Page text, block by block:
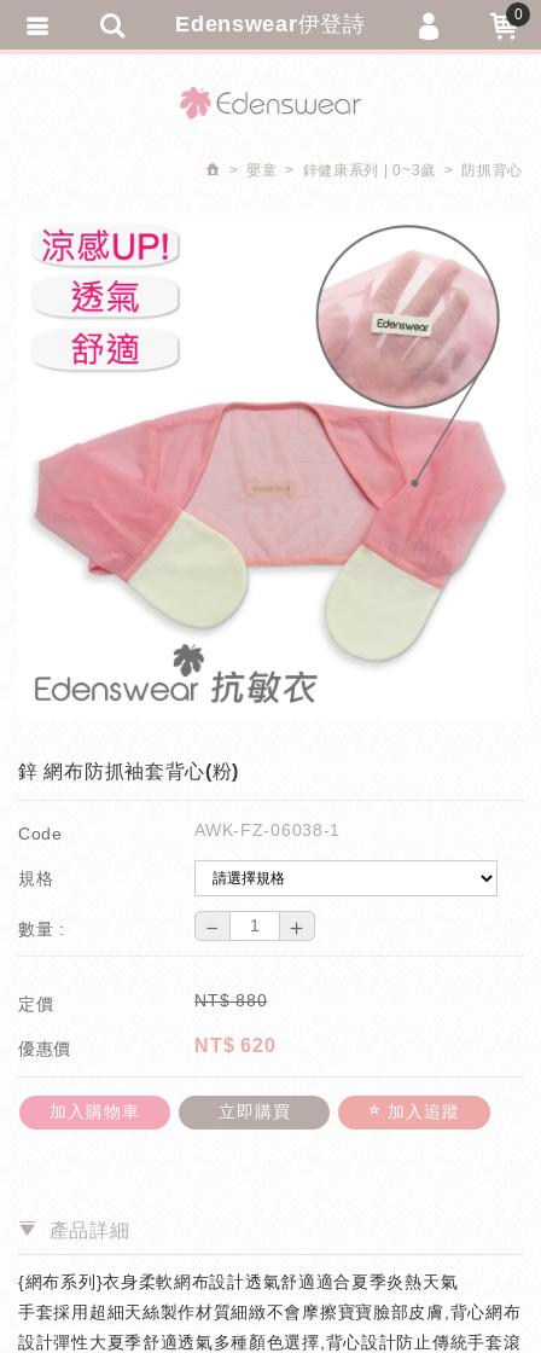
嬰童 鋅健康系列 | 0~3歲 防抓背心
鋅 網布防抓袖套背心(粉)
Code AWK-FZ-06038-1
規格
數量 : － ＋
定價 NT$ 880
優惠價 NT$ 620
加入購物車 立即購買 加入追蹤
產品詳細
{網布系列}衣身柔軟網布設計透氣舒適適合夏季炎熱天氣
手套採用超細天絲製作材質細緻不會摩擦寶寶臉部皮膚,背心網布
設計彈性大夏季舒適透氣多種顏色選擇,背心設計防止傳統手套滾
Edenswear伊登詩 0
會員註冊
忘記密碼